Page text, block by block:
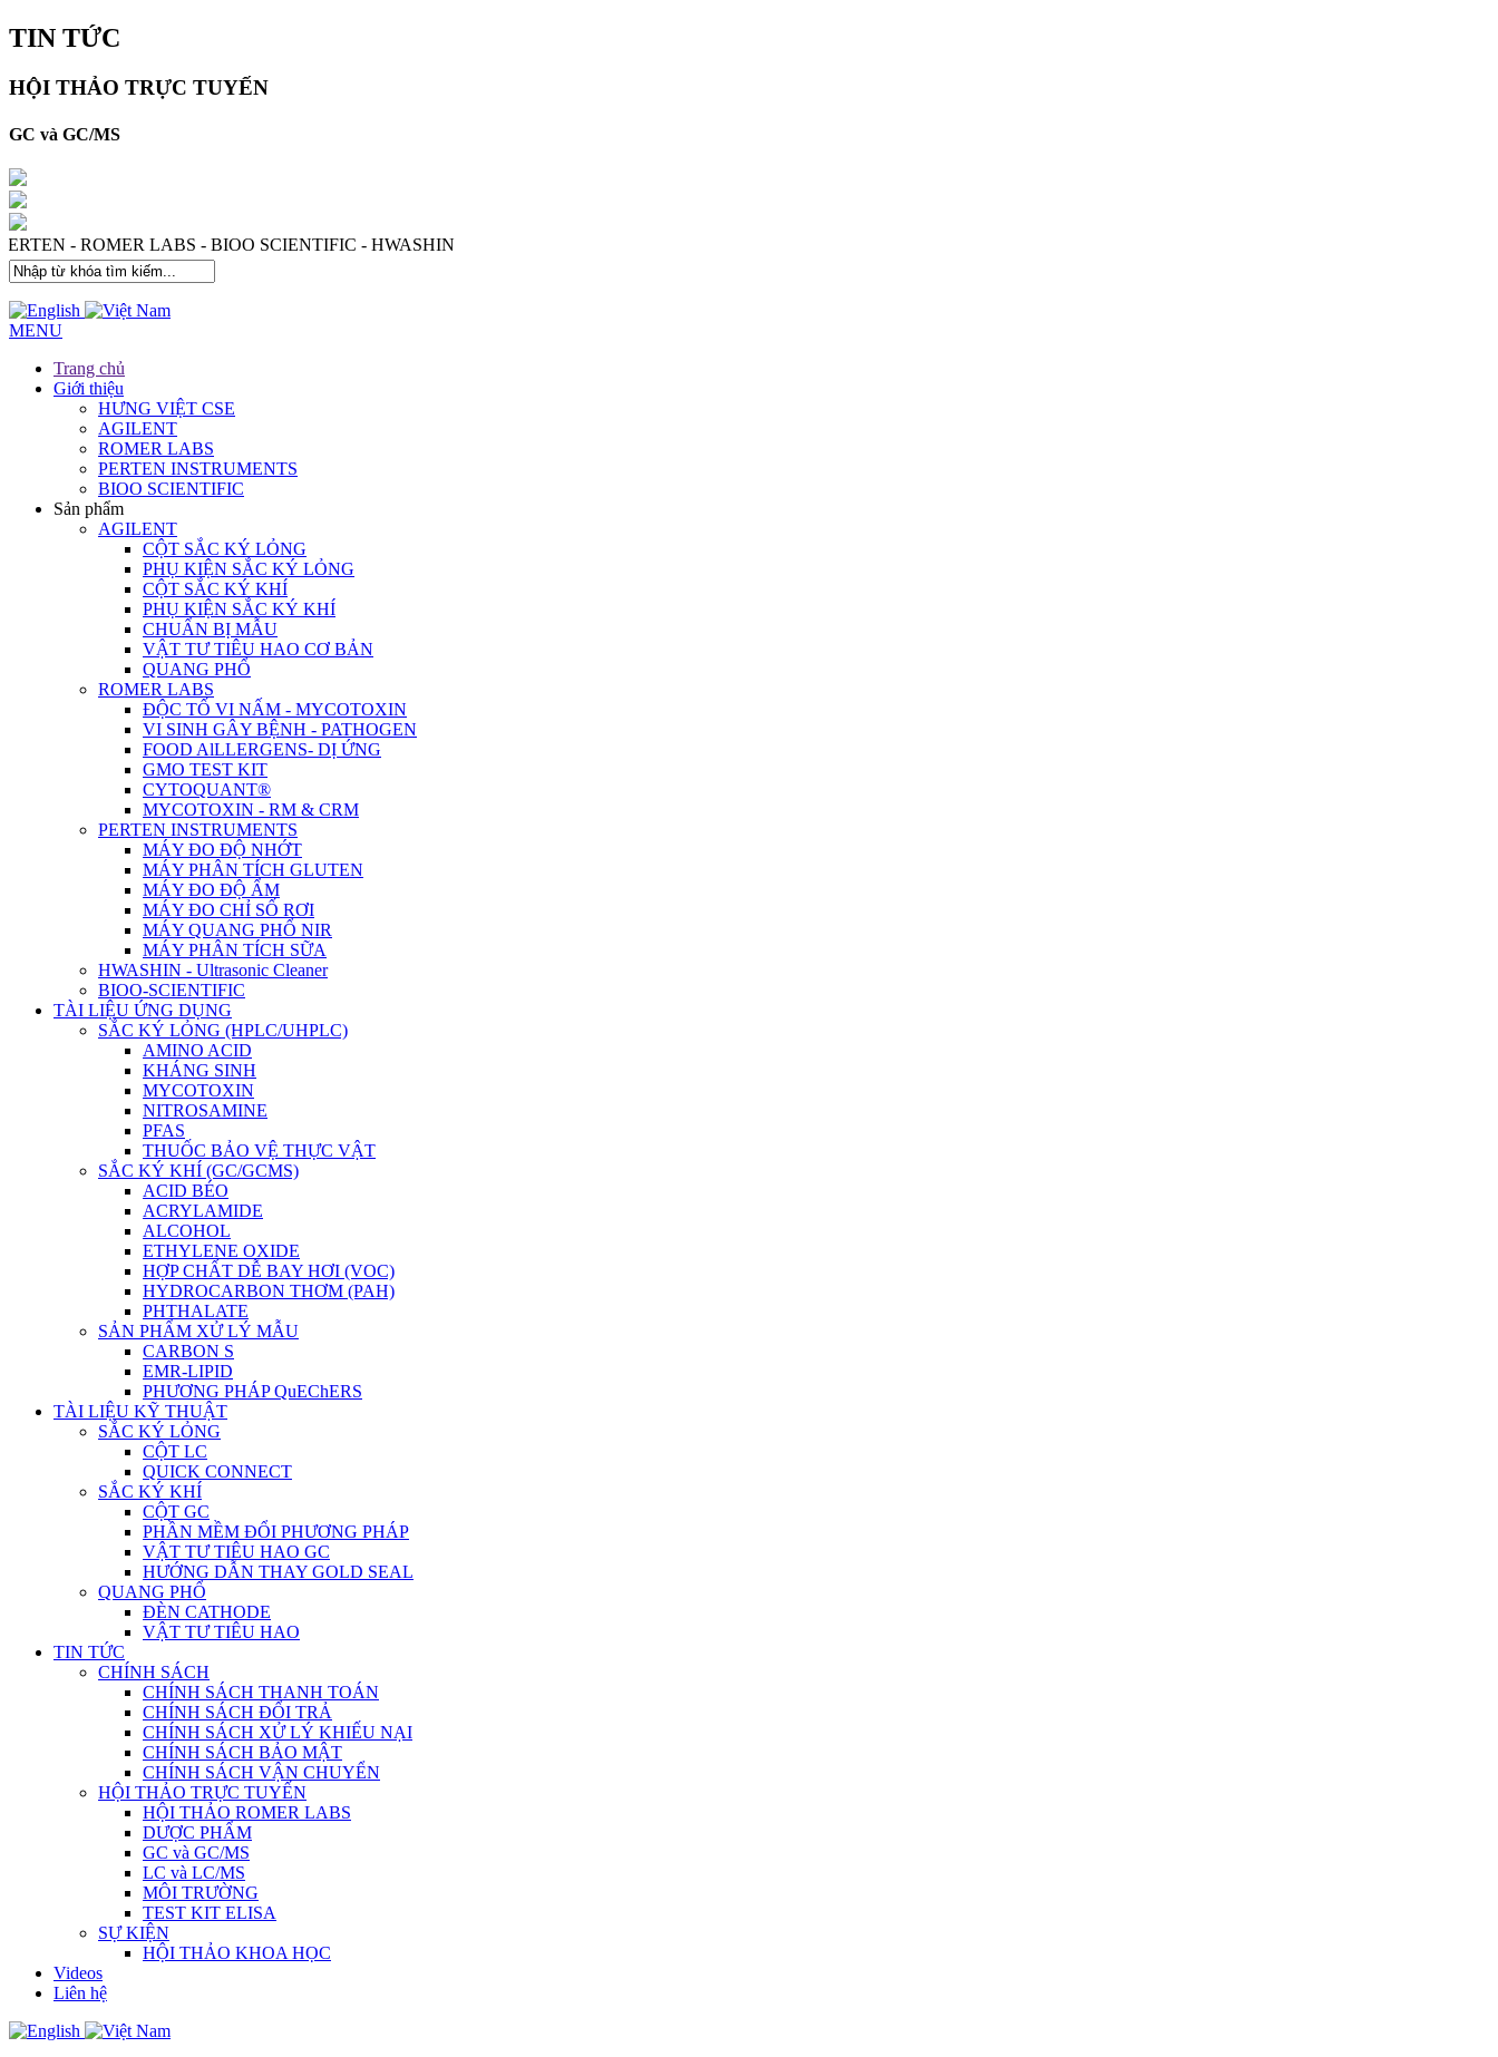
TIN TỨC
HỘI THẢO TRỰC TUYẾN
GC và GC/MS
- PERTEN - ROMER LABS - BIOO SCIENTIFIC - HWASHIN
MENU
Trang chủ
Giới thiệu
HƯNG VIỆT CSE
AGILENT
ROMER LABS
PERTEN INSTRUMENTS
BIOO SCIENTIFIC
Sản phẩm
AGILENT
CỘT SẮC KÝ LỎNG
PHỤ KIỆN SẮC KÝ LỎNG
CỘT SẮC KÝ KHÍ
PHỤ KIỆN SẮC KÝ KHÍ
CHUẨN BỊ MẪU
VẬT TƯ TIÊU HAO CƠ BẢN
QUANG PHỔ
ROMER LABS
ĐỘC TỐ VI NẤM - MYCOTOXIN
VI SINH GÂY BỆNH - PATHOGEN
FOOD AlLLERGENS- DỊ ỨNG
GMO TEST KIT
CYTOQUANT®
MYCOTOXIN - RM & CRM
PERTEN INSTRUMENTS
MÁY ĐO ĐỘ NHỚT
MÁY PHÂN TÍCH GLUTEN
MÁY ĐO ĐỘ ẨM
MÁY ĐO CHỈ SỐ RƠI
MÁY QUANG PHỔ NIR
MÁY PHÂN TÍCH SỮA
HWASHIN - Ultrasonic Cleaner
BIOO-SCIENTIFIC
TÀI LIỆU ỨNG DỤNG
SẮC KÝ LỎNG (HPLC/UHPLC)
AMINO ACID
KHÁNG SINH
MYCOTOXIN
NITROSAMINE
PFAS
THUỐC BẢO VỆ THỰC VẬT
SẮC KÝ KHÍ (GC/GCMS)
ACID BÉO
ACRYLAMIDE
ALCOHOL
ETHYLENE OXIDE
HỢP CHẤT DỄ BAY HƠI (VOC)
HYDROCARBON THƠM (PAH)
PHTHALATE
SẢN PHẨM XỬ LÝ MẪU
CARBON S
EMR-LIPID
PHƯƠNG PHÁP QuEChERS
TÀI LIỆU KỸ THUẬT
SẮC KÝ LỎNG
CỘT LC
QUICK CONNECT
SẮC KÝ KHÍ
CỘT GC
PHẦN MỀM ĐỔI PHƯƠNG PHÁP
VẬT TƯ TIÊU HAO GC
HƯỚNG DẪN THAY GOLD SEAL
QUANG PHỔ
ĐÈN CATHODE
VẬT TƯ TIÊU HAO
TIN TỨC
CHÍNH SÁCH
CHÍNH SÁCH THANH TOÁN
CHÍNH SÁCH ĐỔI TRẢ
CHÍNH SÁCH XỬ LÝ KHIẾU NẠI
CHÍNH SÁCH BẢO MẬT
CHÍNH SÁCH VẬN CHUYỂN
HỘI THẢO TRỰC TUYẾN
HỘI THẢO ROMER LABS
DƯỢC PHẨM
GC và GC/MS
LC và LC/MS
MÔI TRƯỜNG
TEST KIT ELISA
SỰ KIỆN
HỘI THẢO KHOA HỌC
Videos
Liên hệ